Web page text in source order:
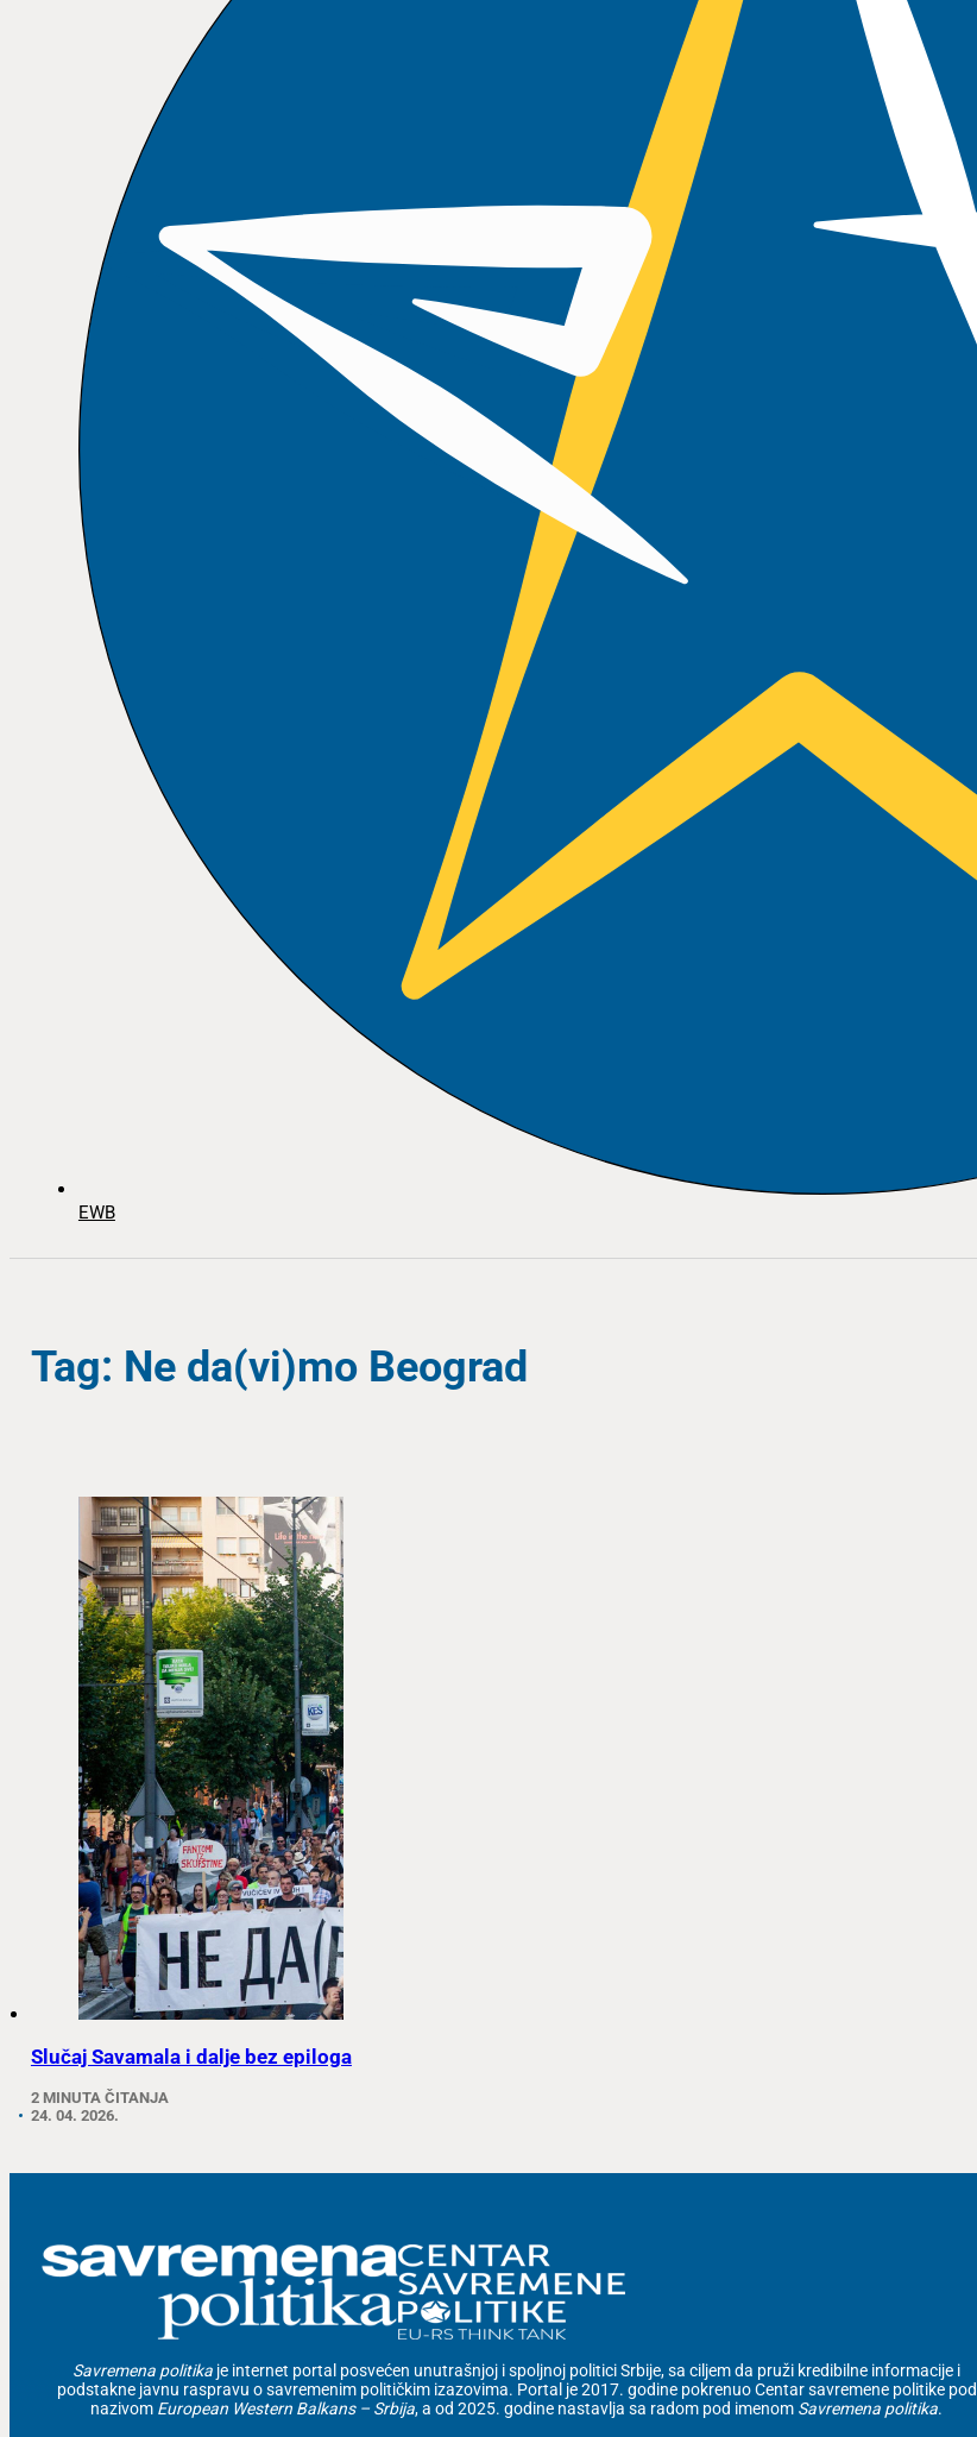
EWB
Tag: Ne da(vi)mo Beograd
Slučaj Savamala i dalje bez epiloga
2 MINUTA ČITANJA
24. 04. 2026.
Savremena politika je internet portal posvećen unutrašnjoj i spoljnoj politici Srbije, sa ciljem da pruži kredibilne informacije i
podstakne javnu raspravu o savremenim političkim izazovima. Portal je 2017. godine pokrenuo Centar savremene politike pod
nazivom European Western Balkans – Srbija, a od 2025. godine nastavlja sa radom pod imenom Savremena politika.